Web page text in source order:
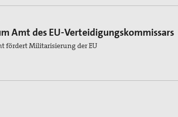
Amt des EU-Verteidigungskommissars
fördert Militarisierung der EU